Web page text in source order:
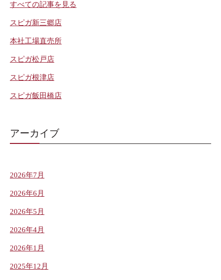
すべての記事を見る
スピガ新三郷店
本社工場直売所
スピガ松戸店
スピガ根津店
スピガ飯田橋店
アーカイブ
2026年7月
2026年6月
2026年5月
2026年4月
2026年1月
2025年12月